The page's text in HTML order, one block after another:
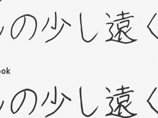
の少し
の少し